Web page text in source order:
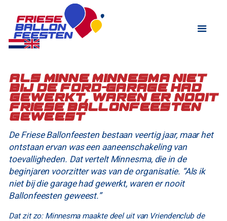
Als Minne Minnesma niet
bij de Ford-garage had
gewerkt, waren er nooit
Friese Ballonfeesten
geweest
De Friese Ballonfeesten bestaan veertig jaar, maar het
ontstaan ervan was een aaneenschakeling van
toevalligheden. Dat vertelt Minnesma, die in de
beginjaren voorzitter was van de organisatie. “Als ik
niet bij die garage had gewerkt, waren er nooit
Ballonfeesten geweest.”
Dat zit zo: Minnesma maakte deel uit van Vriendenclub de